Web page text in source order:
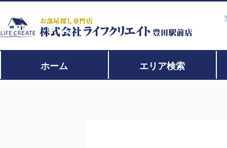
ホーム エリア検索